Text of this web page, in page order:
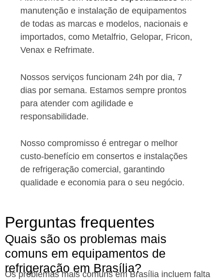
manutenção e instalação de equipamentos
de todas as marcas e modelos, nacionais e
importados, como Metalfrio, Gelopar, Fricon,
Venax e Refrimate.
Nossos serviços funcionam 24h por dia, 7
dias por semana. Estamos sempre prontos
para atender com agilidade e
responsabilidade.
Nosso compromisso é entregar o melhor
custo-benefício em consertos e instalações
de refrigeração comercial, garantindo
qualidade e economia para o seu negócio.
Perguntas frequentes
Quais são os problemas mais
comuns em equipamentos de
refrigeração em Brasília?
Os problemas mais comuns em Brasília incluem falta